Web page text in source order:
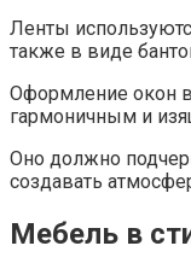
Ленты
также в виде
Оформление окон
гармоничным и
Оно должно
создавать
Мебель в